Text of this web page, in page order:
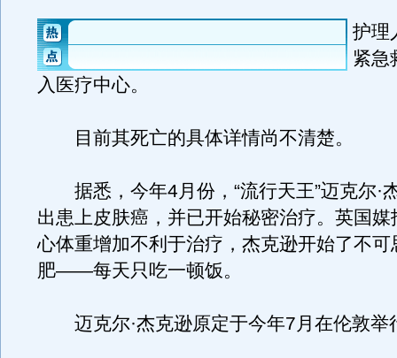
护理
紧急
入医疗中心。
目前其死亡的具体详情尚不清楚。
据悉，今年4月份，“流行天王”迈克尔·
出患上皮肤癌，并已开始秘密治疗。英国媒
心体重增加不利于治疗，杰克逊开始了不可
肥——每天只吃一顿饭。
迈克尔·杰克逊原定于今年7月在伦敦举